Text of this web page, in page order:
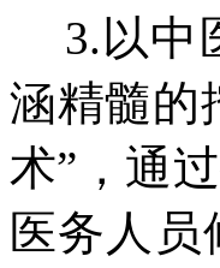
3.以中
涵精髓的
术”，通
医务人